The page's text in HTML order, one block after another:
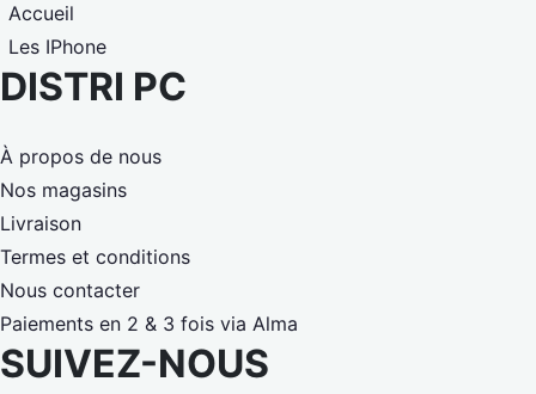
Accueil
Les IPhone
DISTRI PC
À propos de nous
Nos magasins
Livraison
Termes et conditions
Nous contacter
Paiements en 2 & 3 fois via Alma
SUIVEZ-NOUS